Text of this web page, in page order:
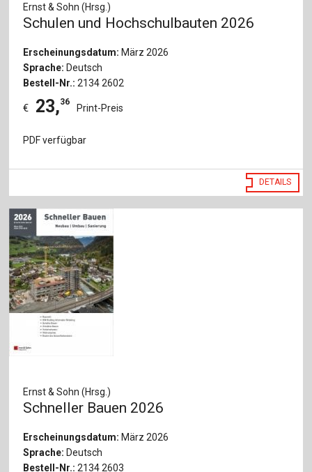
Ernst & Sohn (Hrsg.)
Schulen und Hochschulbauten 2026
Erscheinungsdatum: März 2026
Sprache: Deutsch
Bestell-Nr.: 2134 2602
€ 23,36
Print-Preis
PDF verfügbar
DETAILS
Ernst & Sohn (Hrsg.)
Schneller Bauen 2026
Erscheinungsdatum: März 2026
Sprache: Deutsch
Bestell-Nr.: 2134 2603